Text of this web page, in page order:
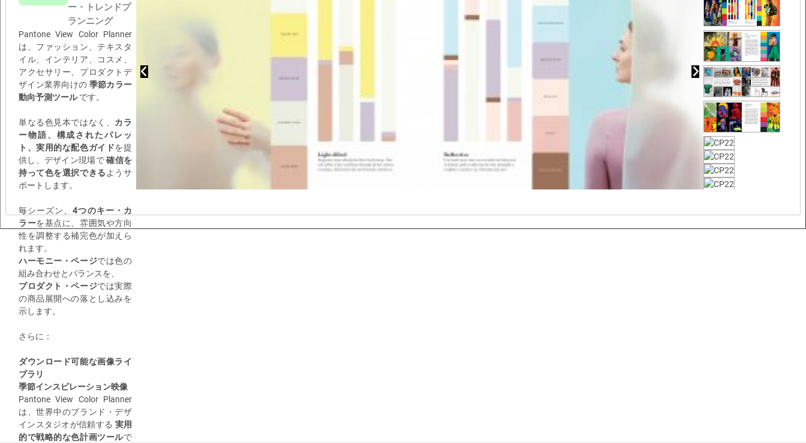
プロダクトページ & ビジュアルインスピレーション
カラーを製品ラインにどう適用するかを示します。各レポートには
が章ごと、ストーリーごと、使用用途ごとに整理され、
著名な
シーズンフィルム
なぜ Pantone® View Colour Planner？
コレクション、製品、キャンペーンを形作るための正確で実用的な
が必要なクリエイティブプロフェッショナルに最適な
ー・トレンドプ
ランニング
Pantone View Color Planner
は、ファッション、テキスタ
イル、インテリア、コスメ、
アクセサリー、プロダクトデ
ザイン業界向けの 季節カラー
動向予測ツールです。
単なる色見本ではなく、 カラ
ー物語、構成されたパレッ
ト、実用的な配色ガイドを提
供し、デザイン現場で確信を
持って色を選択できる ようサ
ポートします。
毎シーズン、4つのキー・カ
ラーを基点に、雰囲気や方向
性を調整する補完色が加えら
れます。
ハーモニー・ページでは色の
組み合わせとバランスを、
プロダクト・ページでは実際
の商品展開への落とし込みを
示します。
さらに：
ダウンロード可能な画像ライ
ブラリ
季節インスピレーション映像
Pantone View Color Planner
は、世界中のブランド・デザ
インスタジオが信頼する 実用
的で戦略的な色計画ツールで